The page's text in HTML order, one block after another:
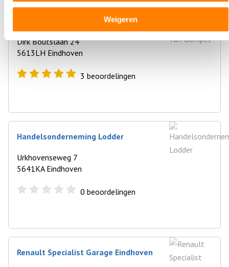
Weigeren
Citroen-Specialist Jan van Gompel
Dirk Boutslaan 24
5613LH Eindhoven
3 beoordelingen
Handelsonderneming Lodder
Urkhovenseweg 7
5641KA Eindhoven
0 beoordelingen
Renault Specialist Garage Eindhoven